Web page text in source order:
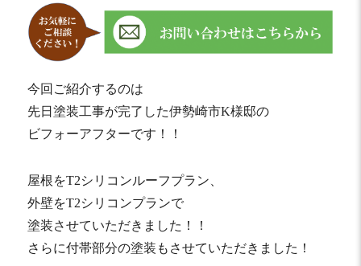
今回ご紹介するのは
先日塗装工事が完了した伊勢崎市K様邸の
ビフォーアフターです！！
屋根をT2シリコンルーフプラン、
外壁をT2シリコンプランで
塗装させていただきました！！
さらに付帯部分の塗装もさせていただきました！